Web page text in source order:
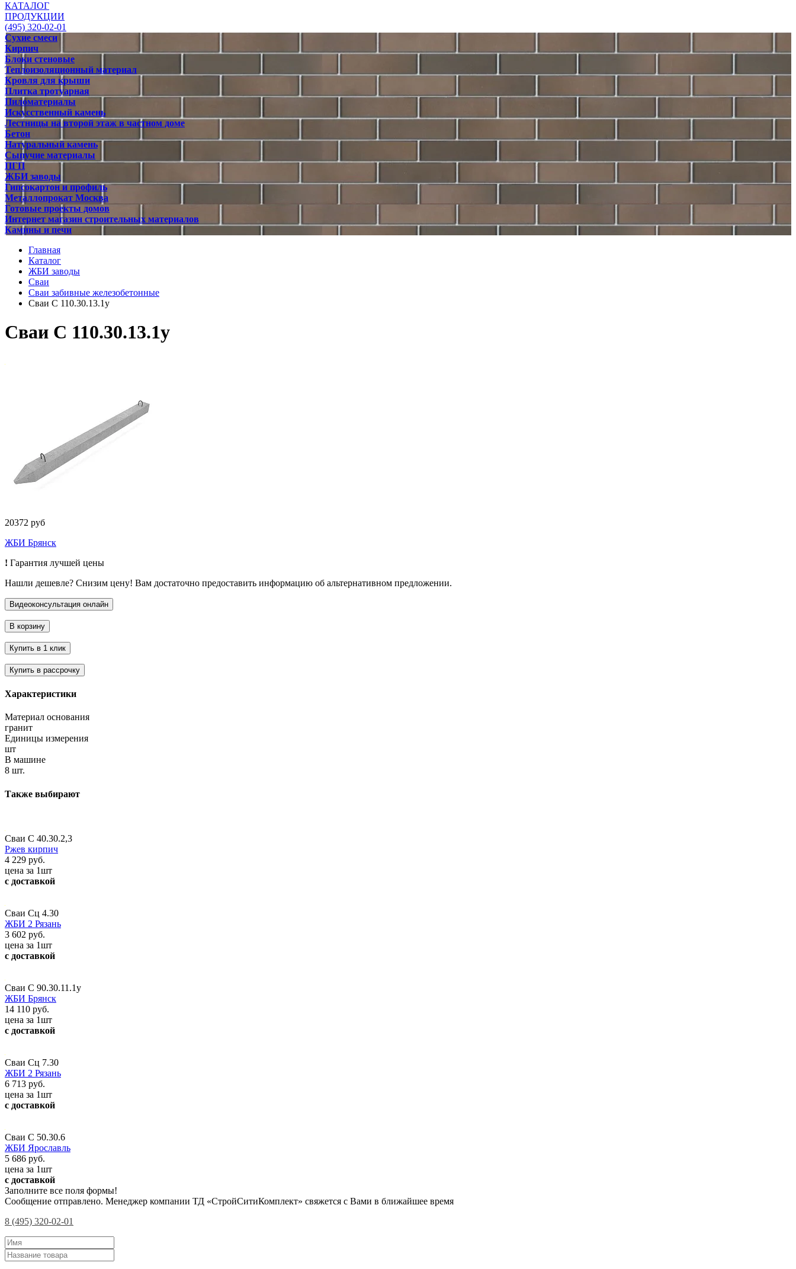
КАТАЛОГ
ПРОДУКЦИИ
(495) 320-02-01
Сухие смеси
Кирпич
Блоки стеновые
Теплоизоляционный материал
Кровля для крыши
Плитка тротуарная
Пиломатериалы
Искусственный камень
Лестницы на второй этаж в частном доме
Бетон
Натуральный камень
Сыпучие материалы
ПГП
ЖБИ заводы
Гипсокартон и профиль
Металлопрокат Москва
Готовые проекты домов
Интернет магазин строительных материалов
Камины и печи
Главная
Каталог
ЖБИ заводы
Сваи
Сваи забивные железобетонные
Сваи С 110.30.13.1у
Сваи С 110.30.13.1у
20372 руб
ЖБИ Брянск
! Гарантия лучшей цены
Нашли дешевле? Снизим цену! Вам достаточно предоставить информацию об альтернативном предложении.
Характеристики
Материал основания
гранит
Единицы измерения
шт
В машине
8 шт.
Также выбирают
Сваи С 40.30.2,3
Ржев кирпич
4 229 руб.
цена за 1шт
с доставкой
Сваи Сц 4.30
ЖБИ 2 Рязань
3 602 руб.
цена за 1шт
с доставкой
Сваи С 90.30.11.1у
ЖБИ Брянск
14 110 руб.
цена за 1шт
с доставкой
Сваи Сц 7.30
ЖБИ 2 Рязань
6 713 руб.
цена за 1шт
с доставкой
Сваи С 50.30.6
ЖБИ Ярославль
5 686 руб.
цена за 1шт
с доставкой
Заполните все поля формы!
Сообщение отправлено. Менеджер компании ТД «СтройСитиКомплект» свяжется с Вами в ближайшее время
8 (495) 320-02-01